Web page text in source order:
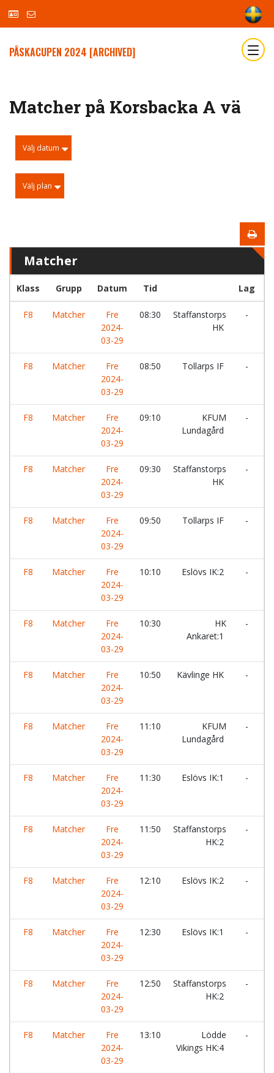
PÅSKACUPEN 2024 [ARCHIVED]
Matcher på Korsbacka A vä
Välj datum
Välj plan
Matcher
Klass Grupp Datum Tid Lag
F8 Matcher
Fre
2024-
03-29
08:30
Staffanstorps
HK
-
F8 Matcher
Fre
2024-
03-29
08:50 Tollarps IF -
F8 Matcher
Fre
2024-
03-29
09:10
KFUM
Lundagård
-
F8 Matcher
Fre
2024-
03-29
09:30
Staffanstorps
HK
-
F8 Matcher
Fre
2024-
03-29
09:50 Tollarps IF -
F8 Matcher
Fre
2024-
03-29
10:10 Eslövs IK:2 -
F8 Matcher
Fre
2024-
03-29
10:30
HK
Ankaret:1
-
F8 Matcher
Fre
2024-
03-29
10:50 Kävlinge HK -
F8 Matcher
Fre
2024-
03-29
11:10
KFUM
Lundagård
-
F8 Matcher
Fre
2024-
03-29
11:30 Eslövs IK:1 -
F8 Matcher
Fre
2024-
03-29
11:50
Staffanstorps
HK:2
-
F8 Matcher
Fre
2024-
03-29
12:10 Eslövs IK:2 -
F8 Matcher
Fre
2024-
03-29
12:30 Eslövs IK:1 -
F8 Matcher
Fre
2024-
03-29
12:50
Staffanstorps
HK:2
-
F8 Matcher
Fre
2024-
03-29
13:10
Lödde
Vikings HK:4
-